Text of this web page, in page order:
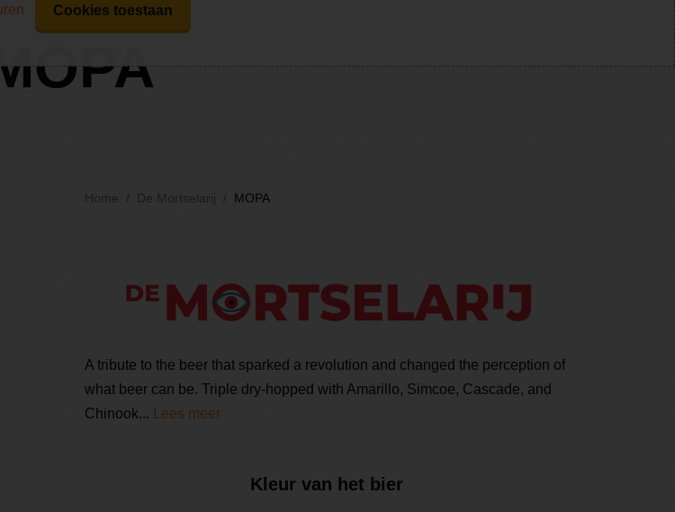
Home De Mortselarij MOPA
A tribute to the beer that sparked a revolution and changed the perception of
what beer can be. Triple dry-hopped with Amarillo, Simcoe, Cascade, and
Chinook... Lees meer
Kleur van het bier
Cookies toestaan